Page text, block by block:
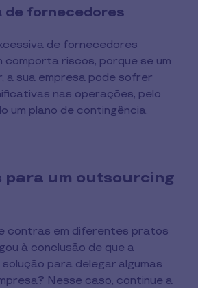
de fornecedores
de fornecedores
comporta riscos, porque se um
a sua empresa pode sofrer
nas operações, pelo
um plano de contingência.
para um outsourcing
contras em diferentes pratos
à conclusão de que a
para delegar algumas
Nesse caso, continue a